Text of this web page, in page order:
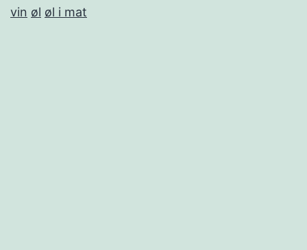
vin øl øl i mat